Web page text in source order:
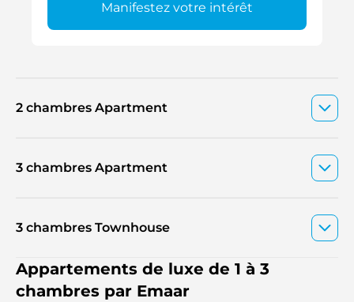
Manifestez votre intérêt
2 chambres Apartment
3 chambres Apartment
3 chambres Townhouse
Appartements de luxe de 1 à 3
chambres par Emaar